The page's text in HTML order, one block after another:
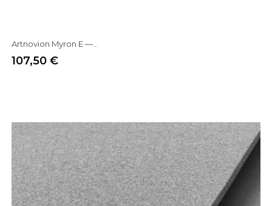
Artnovion Myron E —...
Prix
107,50 €